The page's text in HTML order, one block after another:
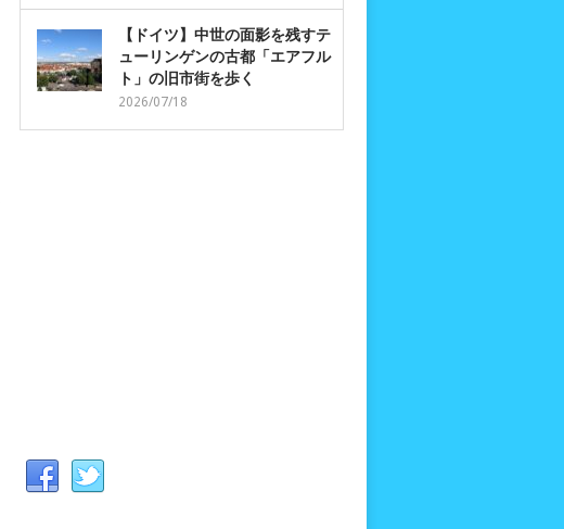
【ドイツ】中世の面影を残すテ
ューリンゲンの古都「エアフル
ト」の旧市街を歩く
2026/07/18